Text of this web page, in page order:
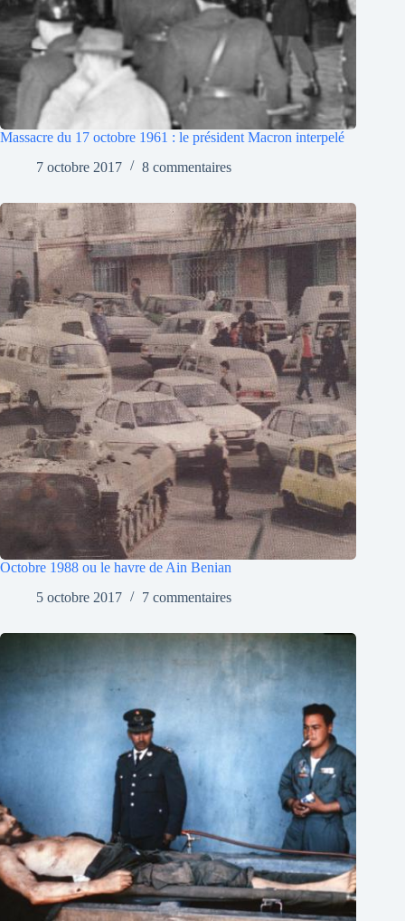
Massacre du 17 octobre 1961 : le président Macron interpelé
7 octobre 2017
8 commentaires
Octobre 1988 ou le havre de Ain Benian
5 octobre 2017
7 commentaires